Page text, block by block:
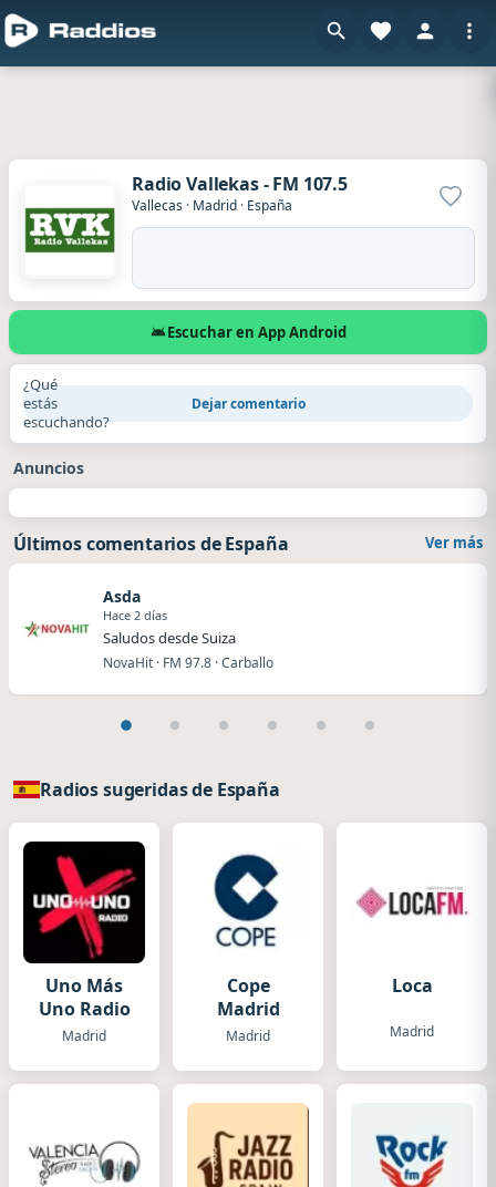
Radio Vallekas - FM 107.5
Vallecas · Madrid · España
Escuchar en App Android
¿Qué
estás
escuchando?
Dejar comentario
Anuncios
Últimos comentarios de España Ver más
Asda
Hace 2 días
Saludos desde Suiza
NovaHit · FM 97.8 · Carballo
Radios sugeridas de España
Uno Más
Uno Radio
Madrid
Cope
Madrid
Madrid
Loca
Madrid